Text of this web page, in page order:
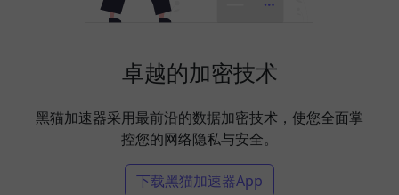
卓越的加密技术
黑猫加速器采用最前沿的数据加密技术，使您全面掌
控您的网络隐私与安全。
下载黑猫加速器App